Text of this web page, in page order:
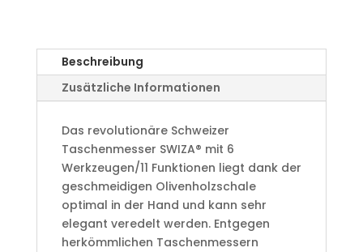
Beschreibung
Zusätzliche Informationen
Das revolutionäre Schweizer
Taschenmesser SWIZA® mit 6
Werkzeugen/11 Funktionen liegt dank der
geschmeidigen Olivenholzschale
optimal in der Hand und kann sehr
elegant veredelt werden. Entgegen
herkömmlichen Taschenmessern